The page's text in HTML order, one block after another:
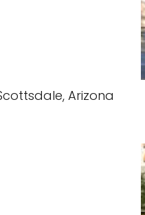
Arizona